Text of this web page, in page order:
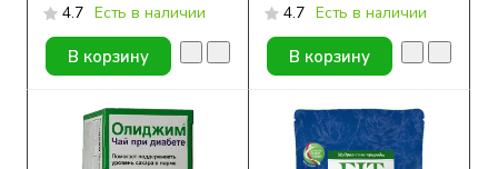
4.7 Есть в наличии
В корзину
4.7 Есть в наличии
В корзину